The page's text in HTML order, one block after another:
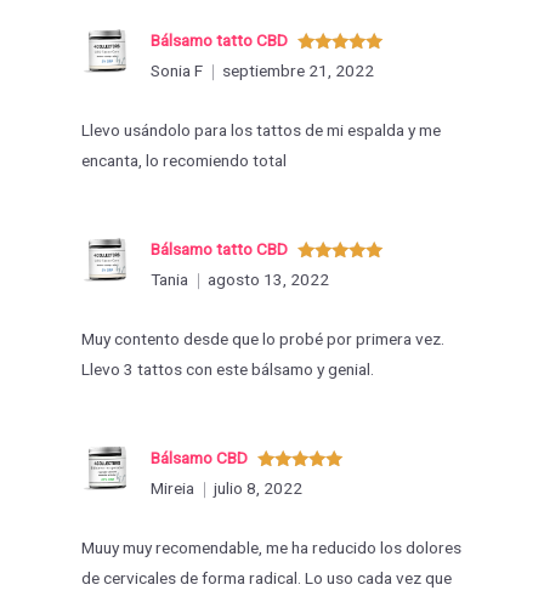
Valorado
con 5de 5
Bálsamo tatto CBD
Sonia F
septiembre 21, 2022
Llevo usándolo para los tattos de mi espalda y me
encanta, lo recomiendo total
Valorado
con
Bálsamo tatto CBD
Tania
agosto 13, 2022
Muy contento desde que lo probé por primera vez.
Llevo 3 tattos con este bálsamo y genial.
Valorado
con5de 5
Bálsamo CBD
Mireia
julio 8, 2022
Muuy muy recomendable, me ha reducido los dolores
de cervicales de forma radical. Lo uso cada vez que